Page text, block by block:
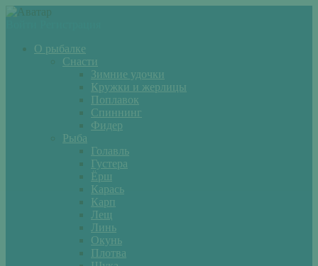
О рыбалке
Снасти
Зимние удочки
Кружки и жерлицы
Поплавок
Спиннинг
Фидер
Рыба
Голавль
Густера
Ёрш
Карась
Карп
Лещ
Линь
Окунь
Плотва